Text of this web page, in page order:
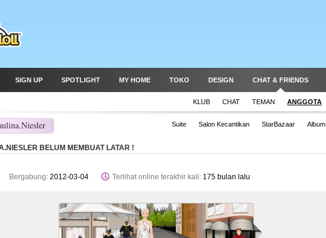
SIGN UP SPOTLIGHT MY HOME TOKO DESIGN CHAT & FRIENDS
KLUB CHAT TEMAN ANGGOTA
Suite Salon Kecantikan StarBazaar Album
BELUM MEMBUAT LATAR !
Bergabung: 2012-03-04 Terlihat online terakhir kali: 175 bulan lalu